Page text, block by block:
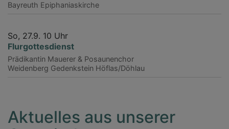
Bayreuth Epiphaniaskirche
So, 27.9. 10 Uhr
Flurgottesdienst
Prädikantin Mauerer & Posaunenchor
Weidenberg Gedenkstein Höflas/Döhlau
Aktuelles aus unserer